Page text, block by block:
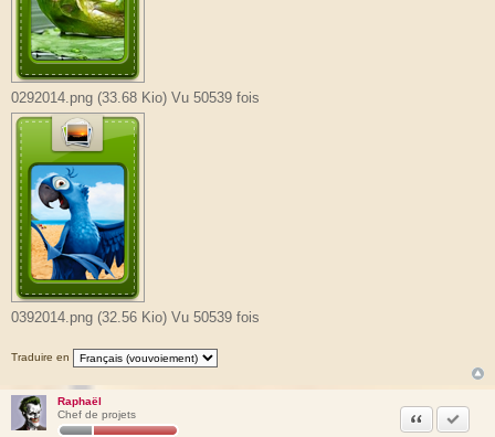
0292014.png (33.68 Kio) Vu 50539 fois
0392014.png (32.56 Kio) Vu 50539 fois
Traduire en
Raphaël
Chef de projets
Citation